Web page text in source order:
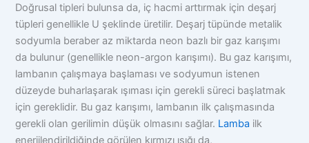
Doğrusal tipleri bulunsa da, iç hacmi arttırmak için deşarj
tüpleri genellikle U şeklinde üretilir. Deşarj tüpünde metalik
sodyumla beraber az miktarda neon bazlı bir gaz karışımı
da bulunur (genellikle neon-argon karışımı). Bu gaz karışımı,
lambanın çalışmaya başlaması ve sodyumun istenen
düzeyde buharlaşarak ışıması için gerekli süreci başlatmak
için gereklidir. Bu gaz karışımı, lambanın ilk çalışmasında
gerekli olan gerilimin düşük olmasını sağlar. Lamba ilk
enerjilendirildiğinde görülen kırmızı ışığı da,